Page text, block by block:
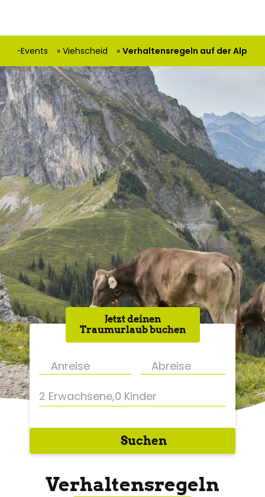
Top-Events Viehscheid Verhaltensregeln auf der Alp
Jetzt deinen
Traumurlaub buchen
2 Erwachsene,0 Kinder
Suchen
Verhaltensregeln